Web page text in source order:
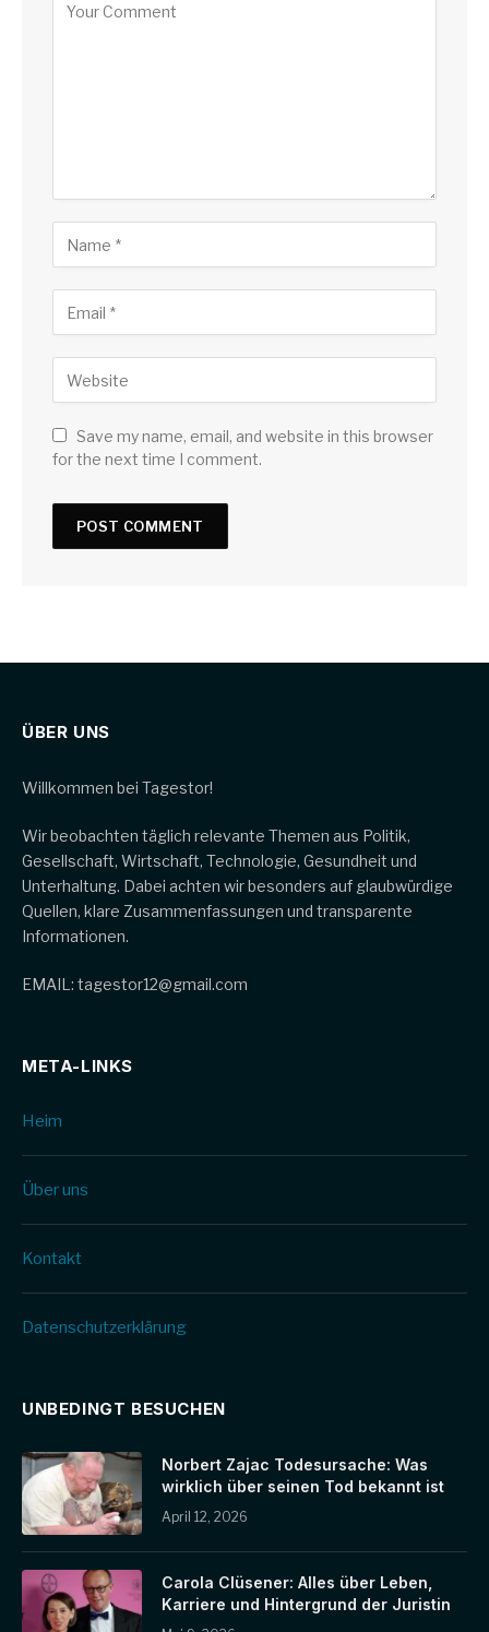
Save my name, email, and website in this browser
for the next time I comment.
ÜBER UNS
Willkommen bei Tagestor!
Wir beobachten täglich relevante Themen aus Politik,
Gesellschaft, Wirtschaft, Technologie, Gesundheit und
Unterhaltung. Dabei achten wir besonders auf glaubwürdige
Quellen, klare Zusammenfassungen und transparente
Informationen.
EMAIL: tagestor12@gmail.com
META-LINKS
Heim
Über uns
Kontakt
Datenschutz­erklärung
UNBEDINGT BESUCHEN
Norbert Zajac Todesursache: Was
wirklich über seinen Tod bekannt ist
April 12, 2026
Carola Clüsener: Alles über Leben,
Karriere und Hintergrund der Juristin